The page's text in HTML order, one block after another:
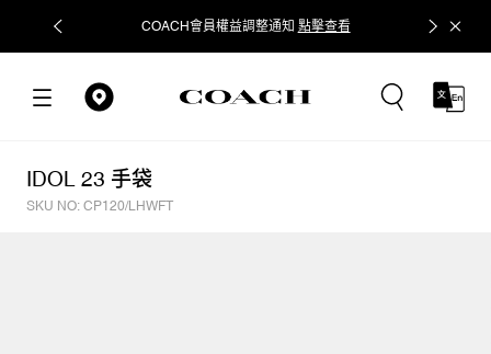
COACH會員權益調整通知 點擊查看 立即追蹤
IDOL 23 手袋
SKU NO: CP120/LHWFT